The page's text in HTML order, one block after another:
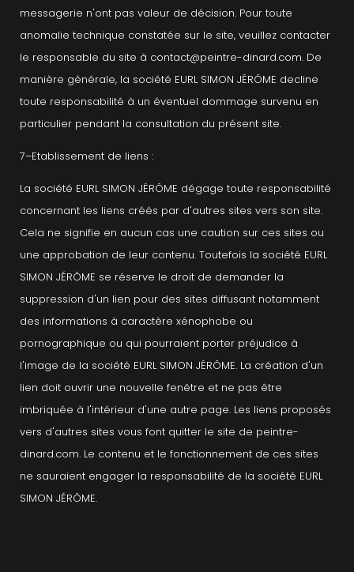
messagerie n'ont pas valeur de décision. Pour toute
anomalie technique constatée sur le site, veuillez contacter
le responsable du site à contact@peintre-dinard.com. De
manière générale, la société EURL SIMON JÉRÔME decline
toute responsabilité à un éventuel dommage survenu en
particulier pendant la consultation du présent site.
7–Etablissement de liens :
La société EURL SIMON JÉRÔME dégage toute responsabilité
concernant les liens créés par d'autres sites vers son site.
Cela ne signifie en aucun cas une caution sur ces sites ou
une approbation de leur contenu. Toutefois la société EURL
SIMON JÉRÔME se réserve le droit de demander la
suppression d'un lien pour des sites diffusant notamment
des informations à caractère xénophobe ou
pornographique ou qui pourraient porter préjudice à
l'image de la société EURL SIMON JÉRÔME. La création d'un
lien doit ouvrir une nouvelle fenêtre et ne pas être
imbriquée à l'intérieur d'une autre page. Les liens proposés
vers d'autres sites vous font quitter le site de peintre-
dinard.com. Le contenu et le fonctionnement de ces sites
ne sauraient engager la responsabilité de la société EURL
SIMON JÉRÔME.